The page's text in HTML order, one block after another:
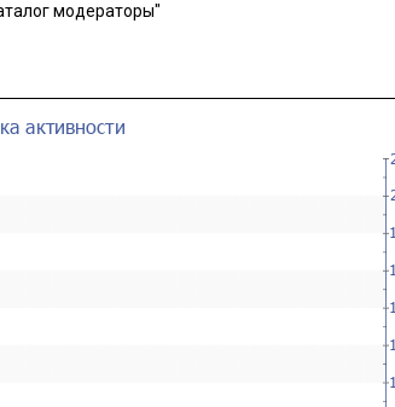
модераторы"